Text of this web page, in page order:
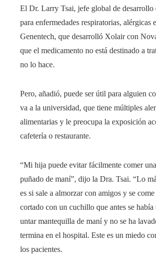
El Dr. Larry Tsai, jefe global de desarrollo
para enfermedades respiratorias, alérgicas
Genentech, que desarrolló Xolair con
que el medicamento no está destinado a
no lo hace.
Pero, añadió, puede ser útil para alguien
va a la universidad, que tiene múltiples
alimentarias y le preocupa la exposición
cafetería o restaurante.
“Mi hija puede evitar fácilmente comer
puñado de maní”, dijo la Dra. Tsai. “Lo
es si sale a almorzar con amigos y se
cortado con un cuchillo que antes se había
untar mantequilla de maní y no se ha
termina en el hospital. Este es un miedo
los pacientes.